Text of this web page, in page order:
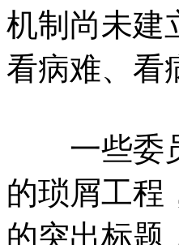
机制尚未建
看病难、看
一些委员
的琐屑工程
的突出标题